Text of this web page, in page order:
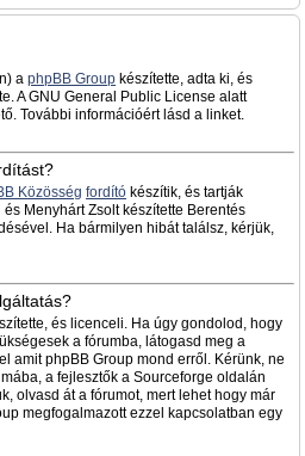
a phpBB Group készítette, adta ki, és
A GNU General Public License alatt
További információért lásd a linket.
Közösség fordító készítik, és tartják
Menyhárt Zsolt készítette Berentés
Ha bármilyen hibát találsz, kérjük,
és licenceli. Ha úgy gondolod, hogy
a fórumba, látogasd meg a
amit phpBB Group mond erről. Kérünk, ne
a fejlesztők a Sourceforge oldalán
olvasd át a fórumot, mert lehet hogy már
megfogalmazott ezzel kapcsolatban egy